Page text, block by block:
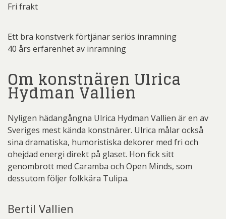
Fri frakt
Ett bra konstverk förtjänar seriös inramning
40 års erfarenhet av inramning
Om konstnären Ulrica
Hydman Vallien
Nyligen hädangångna Ulrica Hydman Vallien är en av
Sveriges mest kända konstnärer. Ulrica målar också
sina dramatiska, humoristiska dekorer med fri och
ohejdad energi direkt på glaset. Hon fick sitt
genombrott med Caramba och Open Minds, som
dessutom följer folkkära Tulipa.
Bertil Vallien